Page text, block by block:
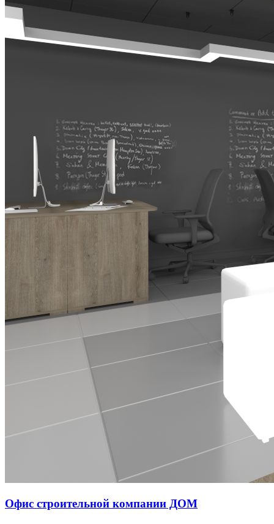
Офис строительной компании ДОМ